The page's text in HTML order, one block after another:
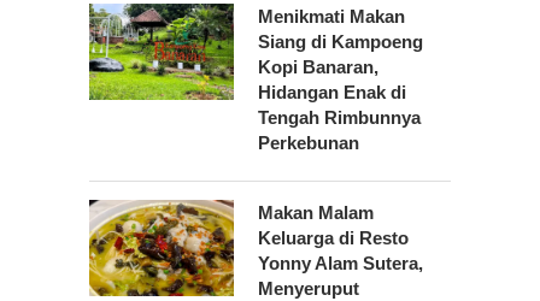
Menikmati Makan
Siang di Kampoeng
Kopi Banaran,
Hidangan Enak di
Tengah Rimbunnya
Perkebunan
Makan Malam
Keluarga di Resto
Yonny Alam Sutera,
Menyeruput